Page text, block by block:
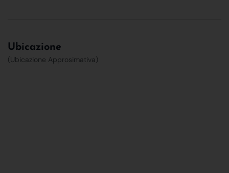
Ubicazione
(Ubicazione Approsimativa)